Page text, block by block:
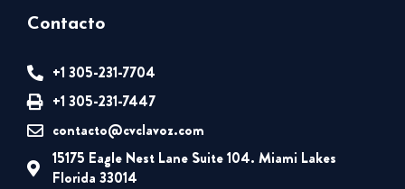
Contacto
+1 305-231-7704
+1 305-231-7447
contacto@cvclavoz.com
15175 Eagle Nest Lane Suite 104. Miami Lakes
Florida 33014